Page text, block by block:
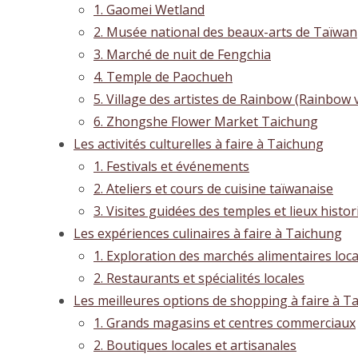
1. Gaomei Wetland
2. Musée national des beaux-arts de Taïwan
3. Marché de nuit de Fengchia
4. Temple de Paochueh
5. Village des artistes de Rainbow (Rainbow
6. Zhongshe Flower Market Taichung
Les activités culturelles à faire à Taichung
1. Festivals et événements
2. Ateliers et cours de cuisine taïwanaise
3. Visites guidées des temples et lieux
Les expériences culinaires à faire à Taichung
1. Exploration des marchés alimentaires
2. Restaurants et spécialités locales
Les meilleures options de shopping à faire à
1. Grands magasins et centres commerciaux
2. Boutiques locales et artisanales